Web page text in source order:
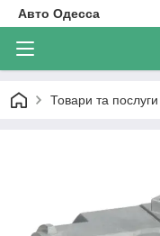
Авто Одесса
Товари та послуги